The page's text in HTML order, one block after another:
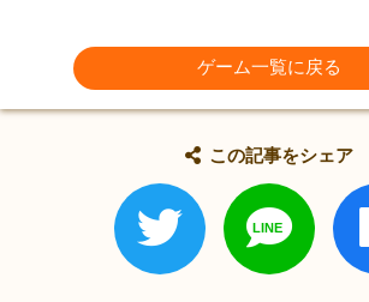
ゲーム一覧に戻る
この記事をシェア